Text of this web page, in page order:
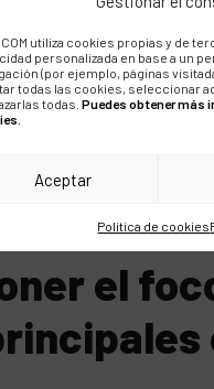
utiliza cookies propias y de
personalizada en base a un
(por ejemplo, páginas
todas las cookies, seleccionar
todas. Puedes obtener más
Aceptar
Política de cookies
el